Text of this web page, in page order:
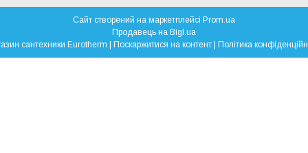
Сайт створений на маркетплейсі Prom.ua
Продавець на Bigl.ua
Поскаржитися на контент Політика